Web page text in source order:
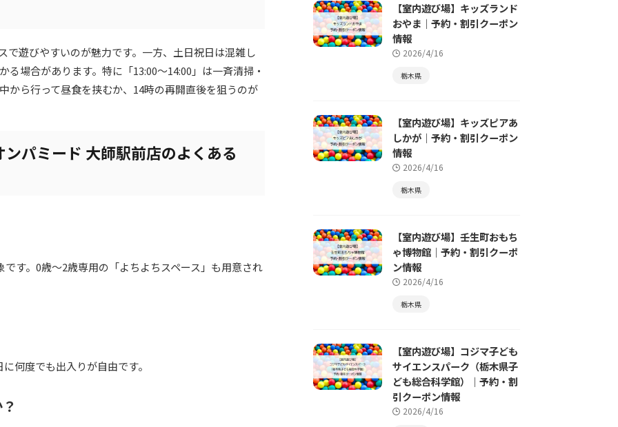
で遊びやすいのが魅力です。一方、土日祝日は混雑し
場合があります。特に「13:00～14:00」は一斉清掃・
から行って昼食を挟むか、14時の再開直後を狙うのが
パミード 大師駅前店のよくある
す。0歳～2歳専用の「よちよちスペース」も用意され
何度でも出入りが自由です。
【室内遊び場】キッズランド
おやま｜予約・割引クーポン
情報
2026/4/16
栃木県
【室内遊び場】キッズピアあ
しかが｜予約・割引クーポン
情報
2026/4/16
栃木県
【室内遊び場】壬生町おもち
ゃ博物館｜予約・割引クーポ
ン情報
2026/4/16
栃木県
【室内遊び場】コジマ子ども
サイエンスパーク（栃木県子
ども総合科学館）｜予約・割
引クーポン情報
2026/4/16